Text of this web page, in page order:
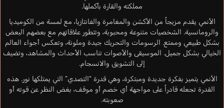
مملكته والقارة بأكملها.
الأنمي يقدم مزيجاً من الأكشن والمغامرة والفانتازيا، مع لمسة من الكوميديا
والرومانسية. الشخصيات متنوعة ومحبوبة، وتتطور علاقاتهم مع بعضهم البعض
بشكل طبيعي وممتع. الرسومات والتحريك جيدة وملونة، وتعكس أجواء العالم
الخيالي بشكل جميل. الموسيقى والأصوات تناسب الأحداث والمشاهد، وتضيف
إلى التشويق والانسجام.
الأنمي يتميز بفكرة جديدة ومبتكرة، وهي قدرة “التصدي” التي يمتلكها نور. هذه
القدرة تجعله قادراً على مواجهة أي خصم أو موقف، بغض النظر عن قوته أو
صعوبته.